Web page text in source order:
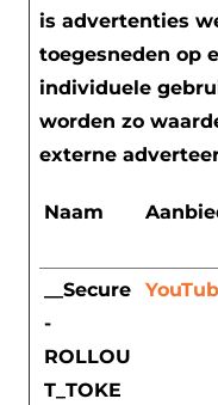
is advertenties
toegesneden op
individuele
worden zo
externe
Naam
__Secure
-
ROLLOU
T_TOKE